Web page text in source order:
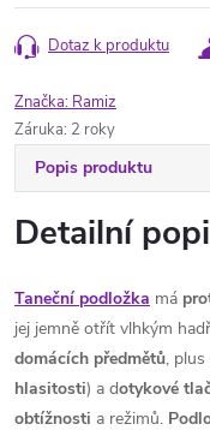
Dotaz k produktu
Značka: Ramiz
Záruka: 2 roky
Popis produktu
Detailní
Taneční podložka má
jej jemně otřít vlhkým
domácích předmětů,
hlasitosti) a dotykové
obtížnosti a režimů.